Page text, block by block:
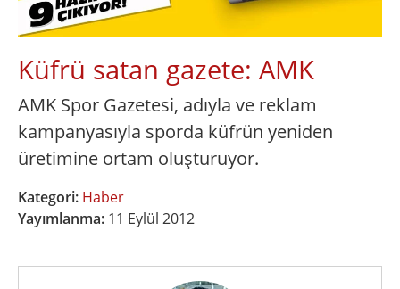
Küfrü satan gazete: AMK
AMK Spor Gazetesi, adıyla ve reklam
kampanyasıyla sporda küfrün yeniden
üretimine ortam oluşturuyor.
Kategori: Haber
Yayımlanma: 11 Eylül 2012